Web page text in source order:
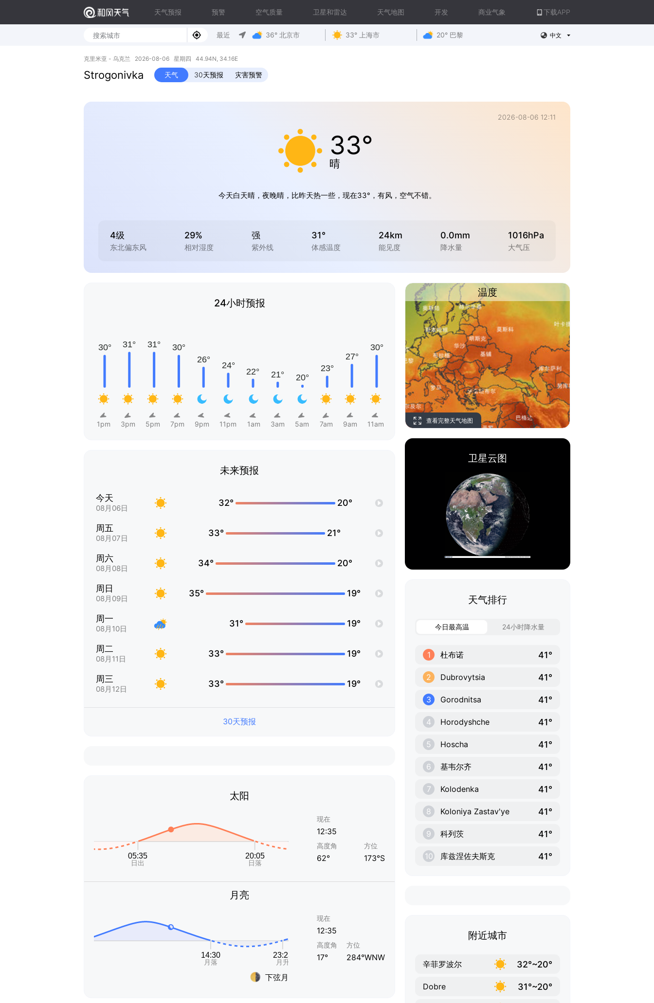
天气预报 预警 空气质量 卫星和雷达 天气地图 开发 商业气象 下载APP
最近 36° 北京市 33° 上海市 20° 巴黎 中文
克里米亚 - 乌克兰 2026-08-06 星期四 44.94N, 34.16E
Strogonivka 天气 30天预报 灾害预警
2026-08-06 12:11
33°
晴
今天白天晴，夜晚晴，比昨天热一些，现在33°，有风，空气不错。
4级
东北偏东风
29%
相对湿度
强
紫外线
31°
体感温度
24km
能见度
0.0mm
降水量
1016hPa
大气压
24小时预报
1pm 3pm 5pm 7pm 9pm 11pm 1am 3am 5am 7am 9am 11am
未来预报
今天
08月06日
32° 20°
周五
08月07日
33° 21°
周六
08月08日
34° 20°
周日
08月09日
35° 19°
周一
08月10日
31° 19°
周二
08月11日
33° 19°
周三
08月12日
33° 19°
30天预报
太阳
现在
12:35
高度角
62°
方位
173°S
月亮
下弦月
现在
12:35
高度角
17°
方位
284°WNW
温度
查看完整天气地图
卫星云图
天气排行
今日最高温 24小时降水量
1 杜布诺 41°
2 Dubrovytsia 41°
3 Gorodnitsa 41°
4 Horodyshche 41°
5 Hoscha 41°
6 基韦尔齐 41°
7 Kolodenka 41°
8 Koloniya Zastav'ye 41°
9 科列茨 41°
10 库兹涅佐夫斯克 41°
附近城市
辛菲罗波尔 32°~20°
Dobre 31°~20°